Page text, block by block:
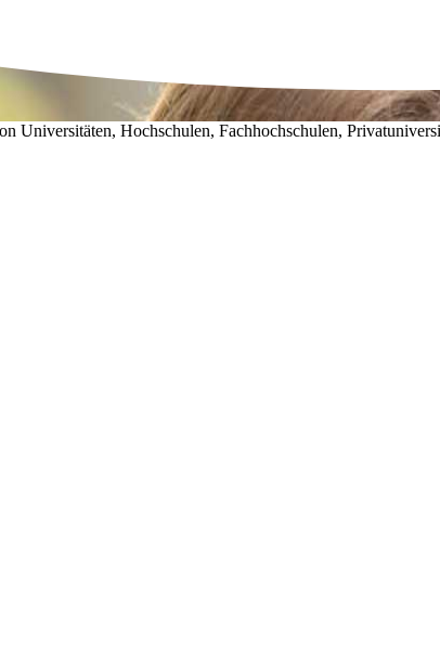
Universitäten, Hochschulen, Fachhochschulen,